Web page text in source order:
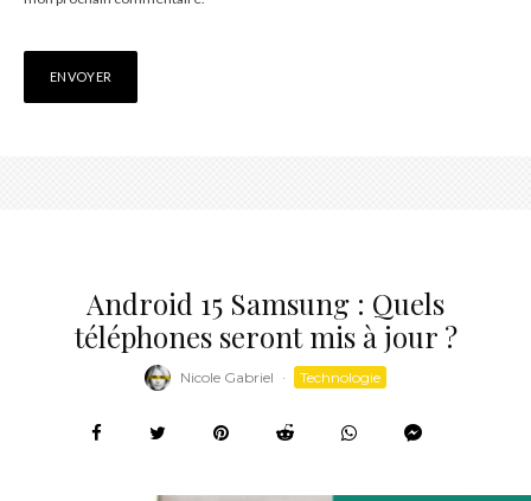
Android 15 Samsung : Quels
téléphones seront mis à jour ?
Nicole Gabriel · Technologie